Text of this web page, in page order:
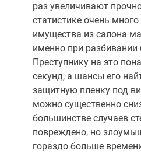
раз увеличивают
статистике очень
имущества из салона
именно при разбивании
Преступнику на это
секунд, а шансы его
защитную пленку под
можно существенно
большинстве случаев
повреждено, но
гораздо больше